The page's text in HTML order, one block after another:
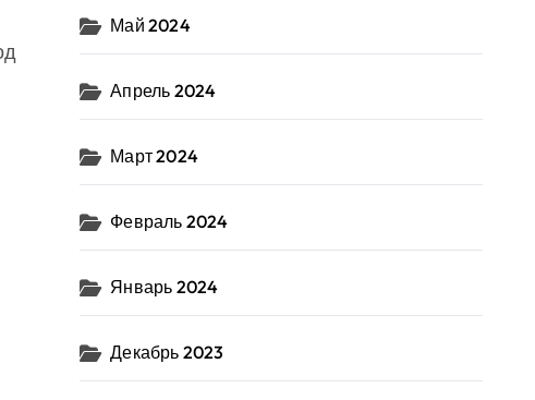
Май 2024
Апрель 2024
Март 2024
Февраль 2024
Январь 2024
Декабрь 2023